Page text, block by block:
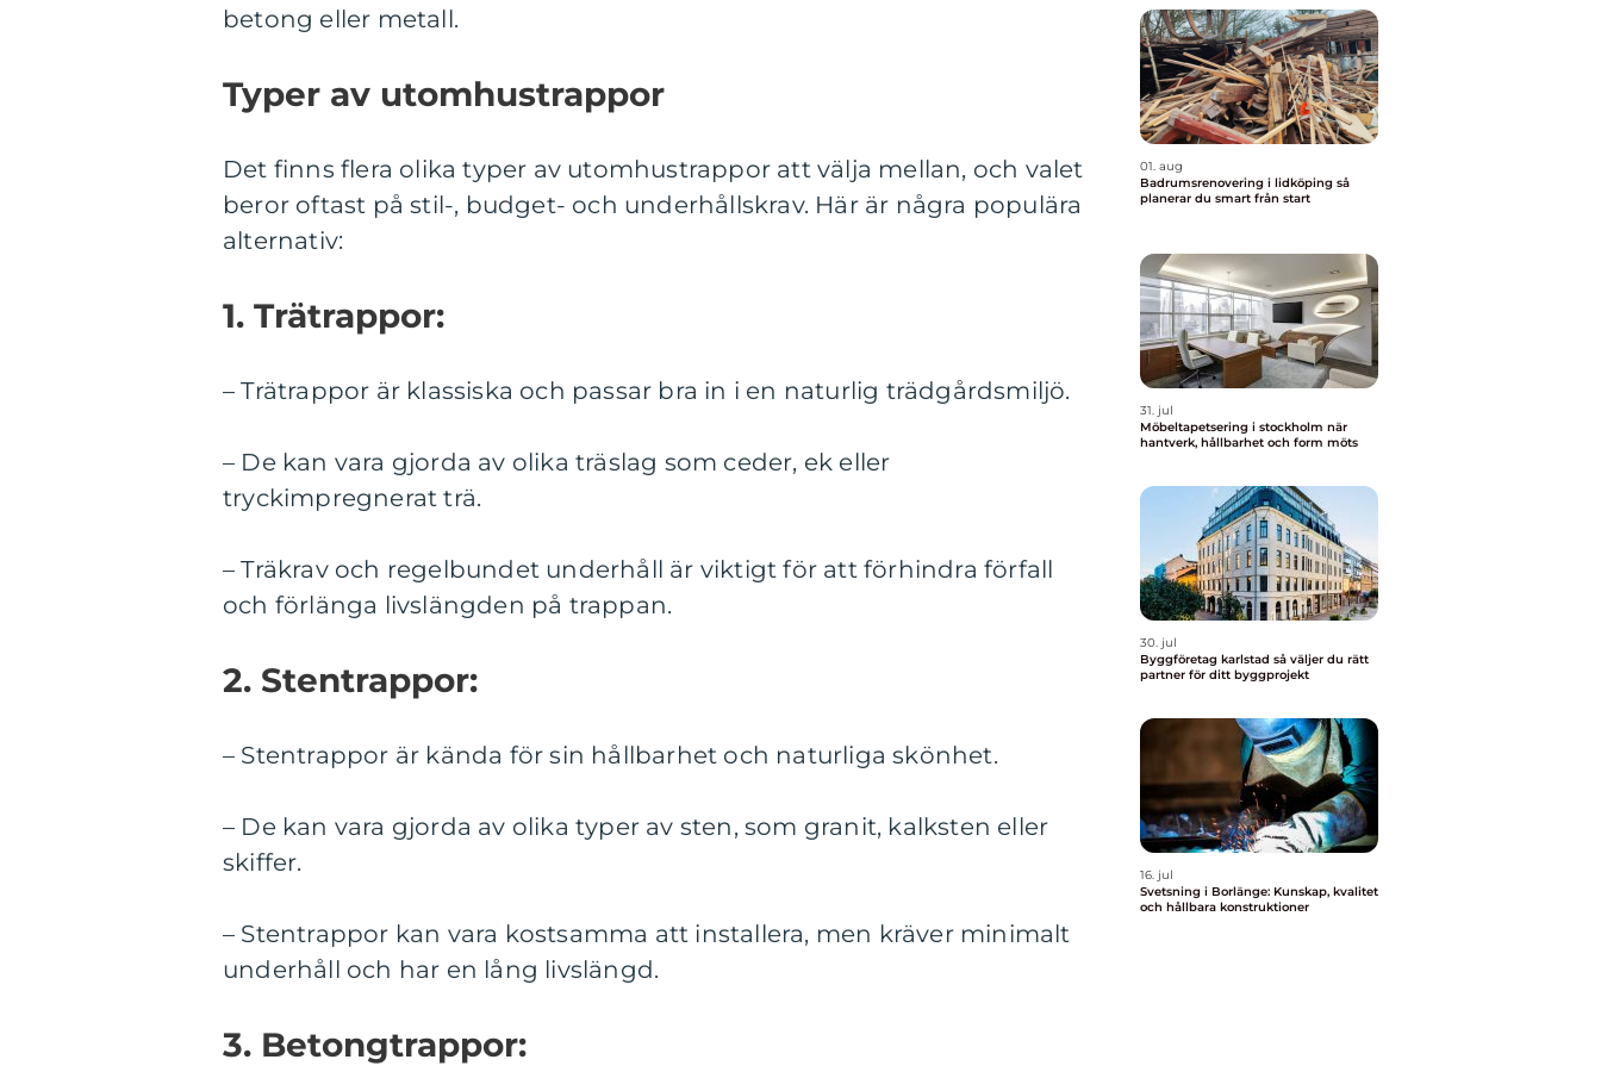
betong eller metall.
Typer av utomhustrappor
Det finns flera olika typer av utomhustrappor att välja mellan, och valet
beror oftast på stil-, budget- och underhållskrav. Här är några populära
alternativ:
1. Trätrappor:
– Trätrappor är klassiska och passar bra in i en naturlig trädgårdsmiljö.
– De kan vara gjorda av olika träslag som ceder, ek eller
tryckimpregnerat trä.
– Träkrav och regelbundet underhåll är viktigt för att förhindra förfall
och förlänga livslängden på trappan.
2. Stentrappor:
– Stentrappor är kända för sin hållbarhet och naturliga skönhet.
– De kan vara gjorda av olika typer av sten, som granit, kalksten eller
skiffer.
– Stentrappor kan vara kostsamma att installera, men kräver minimalt
underhåll och har en lång livslängd.
3. Betongtrappor:
01. aug
Badrumsrenovering i lidköping så
planerar du smart från start
31. jul
Möbeltapetsering i stockholm när
hantverk, hållbarhet och form möts
30. jul
Byggföretag karlstad så väljer du rätt
partner för ditt byggprojekt
16. jul
Svetsning i Borlänge: Kunskap, kvalitet
och hållbara konstruktioner